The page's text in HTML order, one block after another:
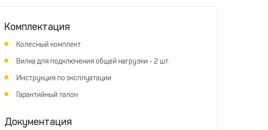
Комплектация
Колесный комплект
Вилка для подключения общей нагрузки - 2 шт.
Инструкция по эксплуатации
Гарантийный талон
Документация